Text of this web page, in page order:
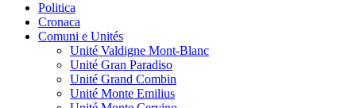
Politica
Cronaca
Comuni e Unités
Unité Valdigne Mont-Blanc
Unité Gran Paradiso
Unité Grand Combin
Unité Monte Emilius